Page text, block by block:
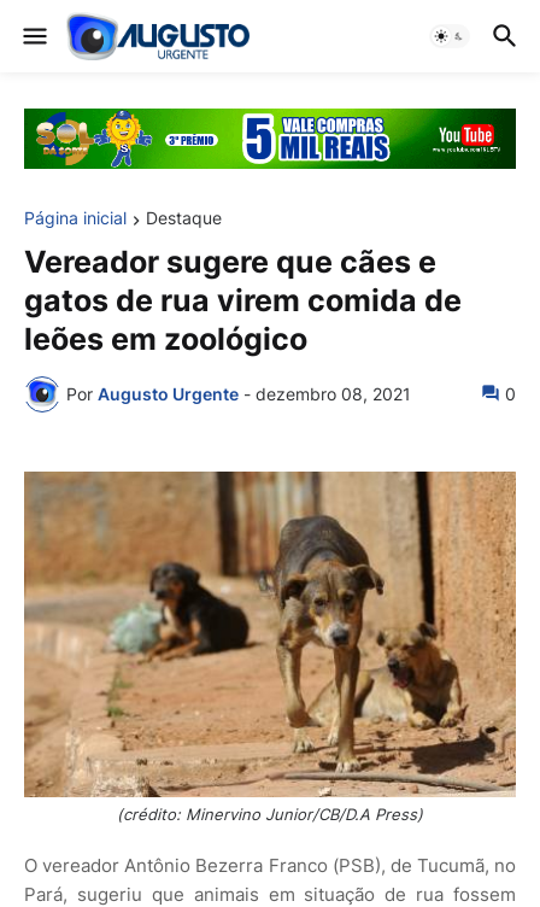
Página inicial Destaque
Vereador sugere que cães e
gatos de rua virem comida de
leões em zoológico
Por Augusto Urgente - dezembro 08, 2021 0
(crédito: Minervino Junior/CB/D.A Press)
O vereador Antônio Bezerra Franco (PSB), de Tucumã, no
Pará, sugeriu que animais em situação de rua fossem